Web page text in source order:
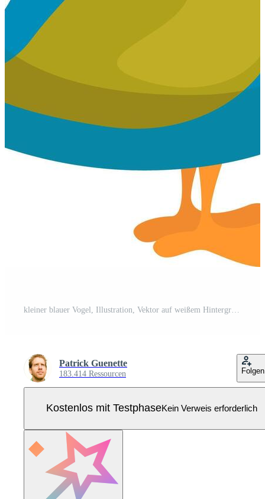
Patrick Guenette
183.414 Ressourcen Folgen
Kostenlos mit TestphaseKein Verweis erforderlich